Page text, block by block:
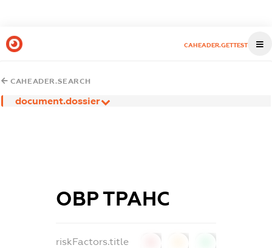
CAHEADER.GETTEST
CAHEADER.SEARCH
document.dossier
ОВР ТРАНС
riskFactors.title